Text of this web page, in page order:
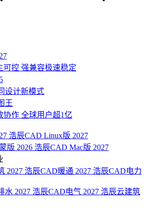
可控 强兼容极速稳定
设计新模式
王
协作 全球用户超1亿
浩辰CAD Linux版 2027
版 2026 浩辰CAD Mac版 2027
2027 浩辰CAD暖通 2027 浩辰CAD电力
水 2027 浩辰CAD电气 2027 浩辰云建筑